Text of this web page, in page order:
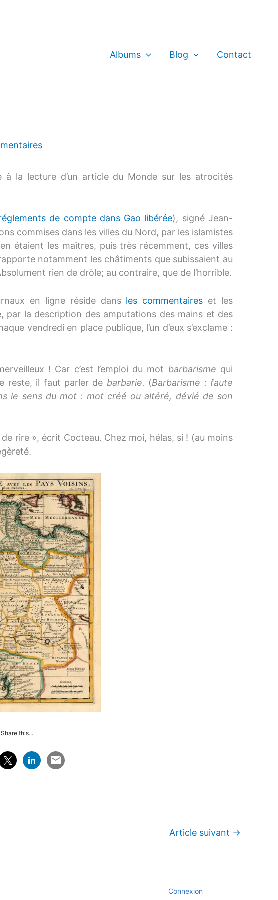
Albums Blog Contact
la lecture d’un article du Monde sur les atrocités
de compte dans Gao libérée), signé Jean-
commises dans les villes du Nord, par les islamistes
étaient les maîtres, puis très récemment, ces villes
notamment les châtiments que subissaient au
rien de drôle; au contraire, que de l’horrible.
en ligne réside dans les commentaires et les
par la description des amputations des mains et des
vendredi en place publique, l’un d’eux s’exclame :
! Car c’est l’emploi du mot barbarisme qui
reste, il faut parler de barbarie. (Barbarisme : faute
le sens du mot : mot créé ou altéré, dévié de son
rire », écrit Cocteau. Chez moi, hélas, si ! (au moins
Share this...
Article suivant →
Connexion